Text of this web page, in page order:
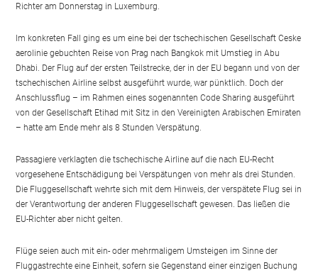
Richter am Donnerstag in Luxemburg.
Im konkreten Fall ging es um eine bei der tschechischen Gesellschaft Ceske
aerolinie gebuchten Reise von Prag nach Bangkok mit Umstieg in Abu
Dhabi. Der Flug auf der ersten Teilstrecke, der in der EU begann und von der
tschechischen Airline selbst ausgeführt wurde, war pünktlich. Doch der
Anschlussflug – im Rahmen eines sogenannten Code Sharing ausgeführt
von der Gesellschaft Etihad mit Sitz in den Vereinigten Arabischen Emiraten
– hatte am Ende mehr als 8 Stunden Verspätung.
Passagiere verklagten die tschechische Airline auf die nach EU-Recht
vorgesehene Entschädigung bei Verspätungen von mehr als drei Stunden.
Die Fluggesellschaft wehrte sich mit dem Hinweis, der verspätete Flug sei in
der Verantwortung der anderen Fluggesellschaft gewesen. Das ließen die
EU-Richter aber nicht gelten.
Flüge seien auch mit ein- oder mehrmaligem Umsteigen im Sinne der
Fluggastrechte eine Einheit, sofern sie Gegenstand einer einzigen Buchung